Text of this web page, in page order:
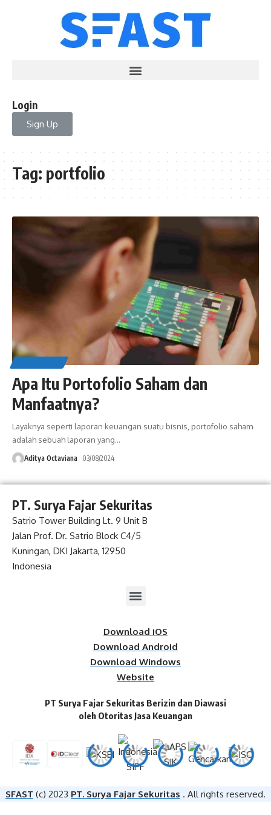
Login
Sign Up
Tag: portfolio
Apa Itu Portofolio Saham dan
Manfaatnya?
Layaknya seperti laporan keuangan suatu bisnis, portofolio saham
adalah sebuah laporan yang…
Aditya Octaviana 03/08/2024
PT. Surya Fajar Sekuritas
Satrio Tower Building Lt. 9 Unit B
Jalan Prof. Dr. Satrio Block C4/5
Kuningan, DKI Jakarta, 12950
Indonesia
Download iOS
Download Android
Download Windows
Website
PT Surya Fajar Sekuritas Berizin dan Diawasi
oleh Otoritas Jasa Keuangan​
SFAST (c) 2023 PT. Surya Fajar Sekuritas . All rights reserved.